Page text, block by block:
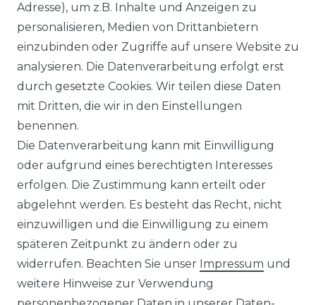
KONTAKT
Sie sind Händlerund möchten Sich mit uns
in Verbindung setzen?
unter:
0421 - 7942081
Unseren Händlershop finden Sie hier:
https://b2b-popshotsstudios.de/
Wir versenden mit
Unsere Zahlungsarten
Adresse), um z.B. Inhalte und Anzeigen zu
personalisieren, Medien von Drittanbietern
einzubinden oder Zugriffe auf unsere Website zu
analysieren. Die Datenverarbeitung erfolgt erst
durch gesetzte Cookies. Wir teilen diese Daten
mit Dritten, die wir in den Einstellungen
benennen.
Die Datenverarbeitung kann mit Einwilligung
oder aufgrund eines berechtigten Interesses
erfolgen. Die Zustimmung kann erteilt oder
abgelehnt werden. Es besteht das Recht, nicht
einzuwilligen und die Einwilligung zu einem
späteren Zeitpunkt zu ändern oder zu
widerrufen. Beachten Sie unser Impressum und
weitere Hinweise zur Verwendung